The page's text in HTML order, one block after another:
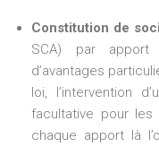
Constitution de
SCA) par
d’avantages
loi, l’intervention
facultative pour
chaque apport là